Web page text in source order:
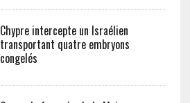
Chypre intercepte un Israélien
transportant quatre embryons
congelés